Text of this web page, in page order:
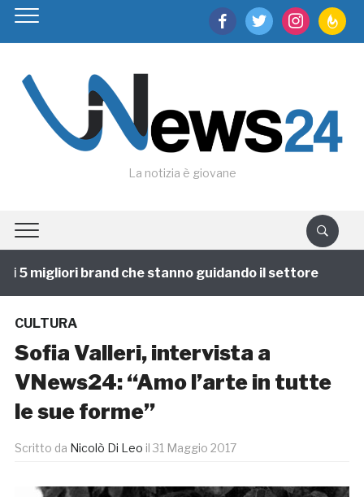
facebooktwitter instagram
La notizia è giovane
migliori brand che stanno guidando il settore
CULTURA
Sofia Valleri, intervista a
VNews24: “Amo l’arte in tutte
le sue forme”
Scritto da Nicolò Di Leo il 31 Maggio 2017